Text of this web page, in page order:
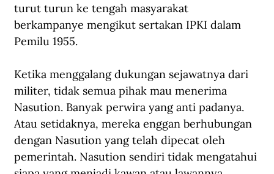
turut turun ke tengah masyarakat
berkampanye mengikut sertakan IPKI dalam
Pemilu 1955.
Ketika menggalang dukungan sejawatnya dari
militer, tidak semua pihak mau menerima
Nasution. Banyak perwira yang anti padanya.
Atau setidaknya, mereka enggan berhubungan
dengan Nasution yang telah dipecat oleh
pemerintah. Nasution sendiri tidak mengatahui